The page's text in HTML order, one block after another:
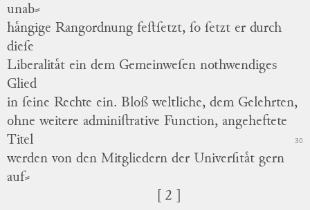
unab⸗
haͤngige Rangordnung feſtſetzt, ſo ſetzt er durch
dieſe
Liberalitaͤt ein dem Gemeinweſen nothwendiges
Glied
in ſeine Rechte ein. Bloß weltliche, dem Gelehrten,
ohne weitere adminiſtrative Function, angeheftete
Titel
30
werden von den Mitgliedern der Univerſitaͤt gern
auf⸗
[ 2 ]